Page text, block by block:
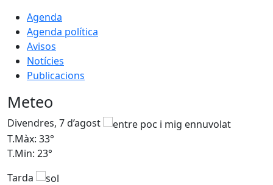
Agenda
Agenda política
Avisos
Notícies
Publicacions
Meteo
Divendres, 7 d’agost
T.Màx: 33°
T.Min: 23°
Tarda